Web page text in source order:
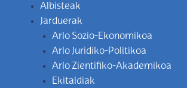
Albisteak
Jarduerak
Arlo Sozio-Ekonomikoa
Arlo Juridiko-Politikoa
Arlo Zientifiko-Akademikoa
Ekitaldiak